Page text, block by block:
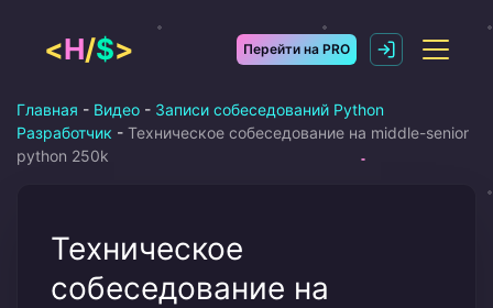
содержимому
<H/$> Перейти на PRO
Главная - Видео - Записи собеседований Python
Разработчик - Техническое собеседование на middle-senior
python 250k
Техническое
собеседование на